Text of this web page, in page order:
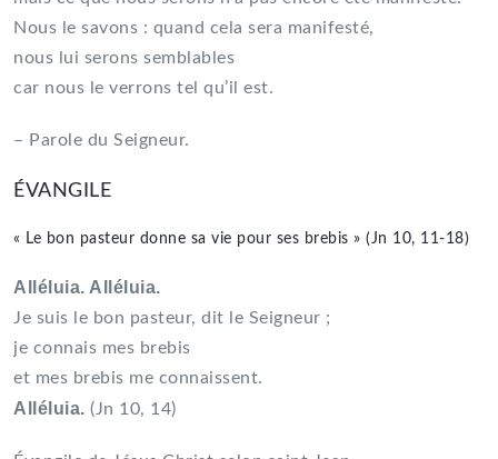
Nous le savons : quand cela sera manifesté,
nous lui serons semblables
car nous le verrons tel qu’il est.
– Parole du Seigneur.
ÉVANGILE
« Le bon pasteur donne sa vie pour ses brebis » (Jn 10, 11-18)
Alléluia. Alléluia.
Je suis le bon pasteur, dit le Seigneur ;
je connais mes brebis
et mes brebis me connaissent.
Alléluia. (Jn 10, 14)